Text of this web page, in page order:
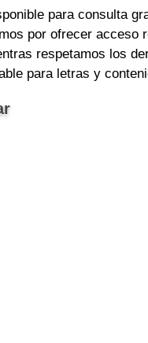
para consulta
por ofrecer acceso
respetamos los
para letras y